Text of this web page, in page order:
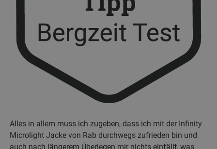
Alles in allem muss ich zugeben, dass ich mit der Infinity
Microlight Jacke von Rab durchwegs zufrieden bin und
auch nach längerem Überlegen mir nichts einfällt, was